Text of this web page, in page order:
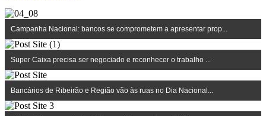
Campanha Nacional: bancos se comprometem a apresentar prop...
Super Caixa precisa ser negociado e reconhecer o trabalho ...
Bancários de Ribeirão e Região vão às ruas no Dia Nacional...